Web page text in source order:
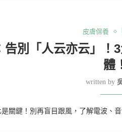
皮膚保養
告別「人云亦云」！
體
written by
關鍵！別再盲目跟風，了解電波、